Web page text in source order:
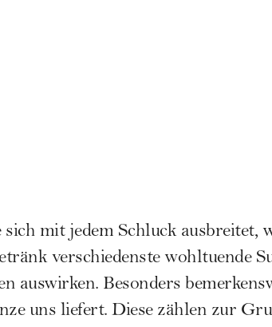
mit jedem Schluck ausbreitet,
verschiedenste wohltuende
auswirken. Besonders
uns liefert. Diese zählen zur